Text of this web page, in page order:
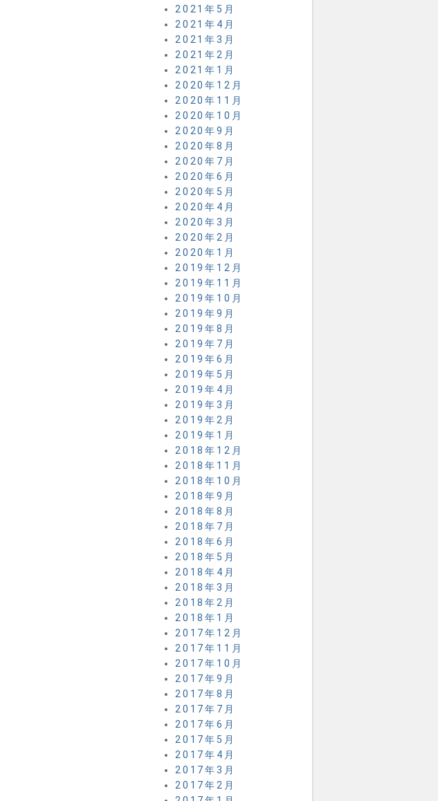
2021年5月
2021年4月
2021年3月
2021年2月
2021年1月
2020年12月
2020年11月
2020年10月
2020年9月
2020年8月
2020年7月
2020年6月
2020年5月
2020年4月
2020年3月
2020年2月
2020年1月
2019年12月
2019年11月
2019年10月
2019年9月
2019年8月
2019年7月
2019年6月
2019年5月
2019年4月
2019年3月
2019年2月
2019年1月
2018年12月
2018年11月
2018年10月
2018年9月
2018年8月
2018年7月
2018年6月
2018年5月
2018年4月
2018年3月
2018年2月
2018年1月
2017年12月
2017年11月
2017年10月
2017年9月
2017年8月
2017年7月
2017年6月
2017年5月
2017年4月
2017年3月
2017年2月